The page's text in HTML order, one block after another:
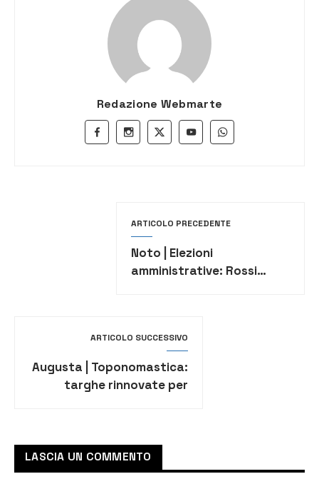
Redazione Webmarte
ARTICOLO PRECEDENTE
Noto | Elezioni
amministrative: Rossi
ARTICOLO SUCCESSIVO
Augusta | Toponomastica:
targhe rinnovate per
LASCIA UN COMMENTO